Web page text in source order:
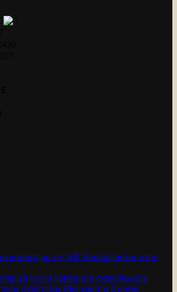
καταστημα της ΑΒ Βασιλόπουλος στην
για τα λιπάσματα ανακοίνωσε ο
Ανάπτυξης Μαργαρίτης Σχοινάς